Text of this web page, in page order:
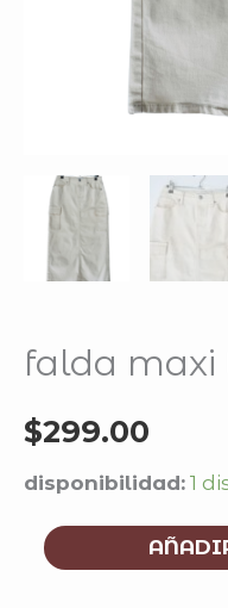
falda maxi
$299.00
disponibilidad: 1